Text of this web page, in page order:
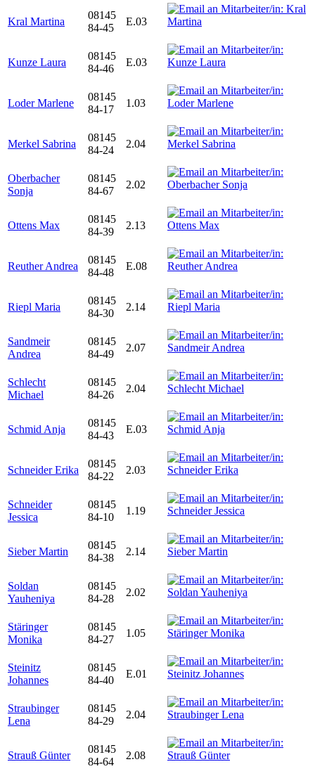
Kral Martina
08145
84-45
E.03
Kunze Laura
08145
84-46
E.03
Loder Marlene
08145
84-17
1.03
Merkel Sabrina
08145
84-24
2.04
Oberbacher
Sonja
08145
84-67
2.02
Ottens Max
08145
84-39
2.13
Reuther Andrea
08145
84-48
E.08
Riepl Maria
08145
84-30
2.14
Sandmeir
Andrea
08145
84-49
2.07
Schlecht
Michael
08145
84-26
2.04
Schmid Anja
08145
84-43
E.03
Schneider Erika
08145
84-22
2.03
Schneider
Jessica
08145
84-10
1.19
Sieber Martin
08145
84-38
2.14
Soldan
Yauheniya
08145
84-28
2.02
Stäringer
Monika
08145
84-27
1.05
Steinitz
Johannes
08145
84-40
E.01
Straubinger
Lena
08145
84-29
2.04
Strauß Günter
08145
84-64
2.08